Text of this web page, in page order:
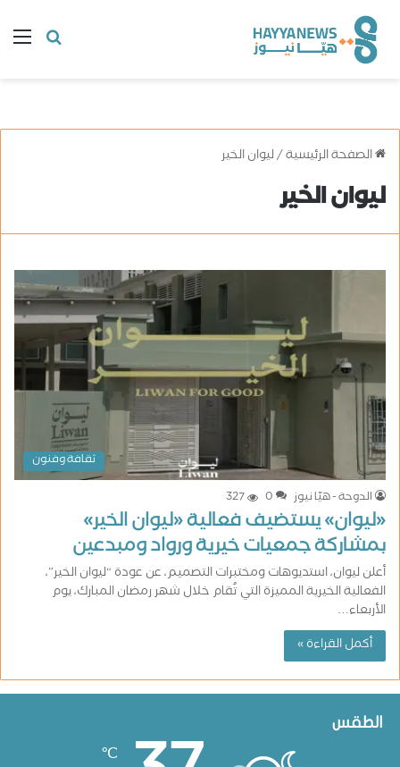
البحث
الصفحة الرئيسية/ليوان الخير
ليوان الخير
ثقافة وفنون
الدوحة - هيّا نيوز
0
327
«ليوان» يستضيف فعالية «ليوان الخير»
بمشاركة جمعيات خيرية ورواد ومبدعين
أعلن ليوان، استديوهات ومختبرات التصميم، عن عودة “ليوان الخير”،
الفعالية الخيرية المميزة التي تُقام خلال شهر رمضان المبارك، يوم
الأربعاء…
أكمل القراءة »
الطقس
℃